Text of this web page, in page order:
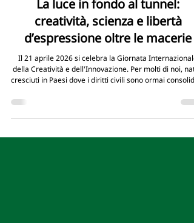
La luce in fondo al tunnel:
creatività, scienza e libertà
d’espressione oltre le macerie
Il 21 aprile 2026 si celebra la Giornata Internazionale
cresciuti in Paesi dove i diritti civili sono ormai
mente startup tecnologiche, design o nuove